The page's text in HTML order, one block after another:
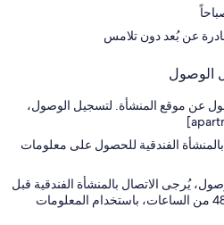
عن بُعد دون تلامس
الوصول
عن موقع المنشأة. لتسجيل الوصول،
الفندقية للحصول على معلومات
يُرجى الاتصال بالمنشأة الفندقية قبل
الوصول بفترة لا تقل عن 48 من الساعات، باستخدام المعلومات